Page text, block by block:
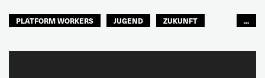
PLATFORM WORKERS JUGEND
ZUKUNFT
...